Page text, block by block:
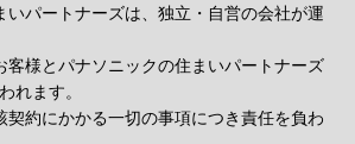
いパートナーズは、独立・自営の会社が運
客様とパナソニックの住まいパートナーズ
れます。
契約にかかる一切の事項につき責任を負わ